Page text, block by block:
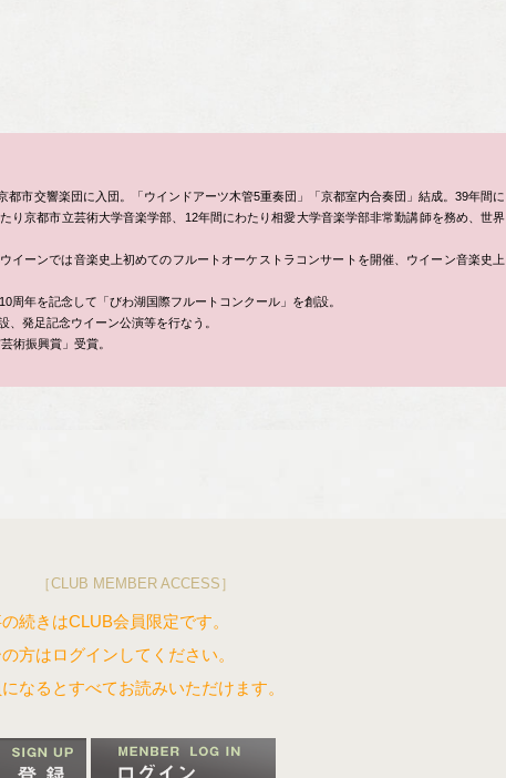
都市交響楽団に入団。「ウインドアーツ木管5重奏団」「京都室内合奏団」結成。39年間に
り京都市立芸術大学音楽学部、12年間にわたり相愛大学音楽学部非常勤講師を務め、世界
イーンでは音楽史上初めてのフルートオーケストラコンサートを開催、ウイーン音楽史上
周年を記念して「びわ湖国際フルートコンクール」を創設。
発足記念ウイーン公演等を行なう。
術振興賞」受賞。
［CLUB MEMBER ACCESS］
続きはCLUB会員限定です。
方はログインしてください。
なるとすべてお読みいただけます。